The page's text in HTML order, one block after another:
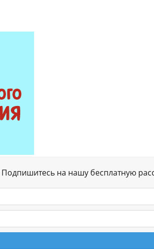
на нашу бесплатную